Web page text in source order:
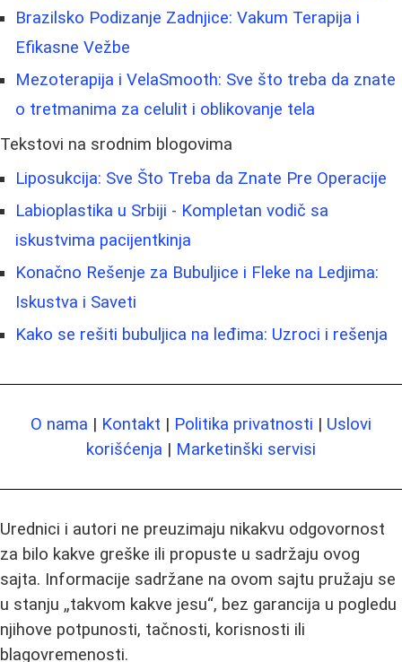
Brazilsko Podizanje Zadnjice: Vakum Terapija i
Efikasne Vežbe
Mezoterapija i VelaSmooth: Sve što treba da znate
o tretmanima za celulit i oblikovanje tela
Tekstovi na srodnim blogovima
Liposukcija: Sve Što Treba da Znate Pre Operacije
Labioplastika u Srbiji - Kompletan vodič sa
iskustvima pacijentkinja
Konačno Rešenje za Bubuljice i Fleke na Ledjima:
Iskustva i Saveti
Kako se rešiti bubuljica na leđima: Uzroci i rešenja
O nama | Kontakt | Politika privatnosti | Uslovi
korišćenja | Marketinški servisi
Urednici i autori ne preuzimaju nikakvu odgovornost
za bilo kakve greške ili propuste u sadržaju ovog
sajta. Informacije sadržane na ovom sajtu pružaju se
u stanju „takvom kakve jesu“, bez garancija u pogledu
njihove potpunosti, tačnosti, korisnosti ili
blagovremenosti.